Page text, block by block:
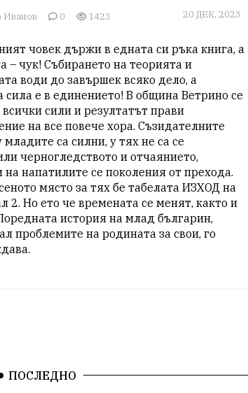
Иванов 0 1423 20 ДЕК, 2023
човек държи в едната си ръка книга, а
– чук! Събирането на теорията и
води до завършек всяко дело, а
сила е в единението! В община Ветрино се
всички сили и резултатът прави
на все повече хора. Съзидателните
младите са силни, у тях не са се
черногледството и отчаянието,
напатилите се поколения от прехода.
място за тях бе табелата ИЗХОД на
2. Но ето че времената се менят, както и
история на млад българин,
проблемите на родината за свои, го
ПОСЛЕДНО